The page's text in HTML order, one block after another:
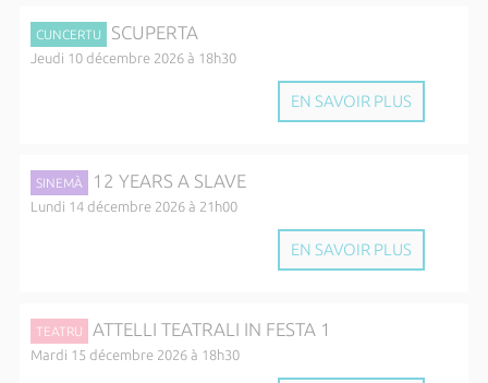
CUNCERTU SCUPERTA
Jeudi 10 décembre 2026 à 18h30
EN SAVOIR PLUS
SINEMÀ 12 YEARS A SLAVE
Lundi 14 décembre 2026 à 21h00
EN SAVOIR PLUS
TEATRU ATTELLI TEATRALI IN FESTA 1
Mardi 15 décembre 2026 à 18h30